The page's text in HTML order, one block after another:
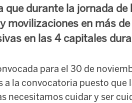
que durante la jornada de
movilizaciones en más
en las 4 capitales
para el 30 de
a la convocatoria puesto que
necesitamos cuidar y ser